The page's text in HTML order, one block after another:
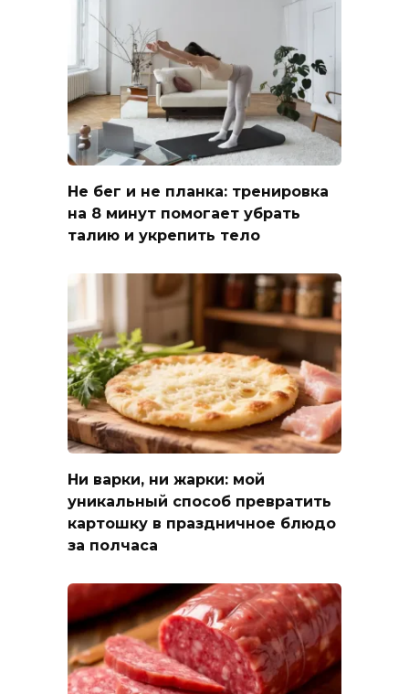
Не бег и не планка: тренировка
на 8 минут помогает убрать
талию и укрепить тело
Ни варки, ни жарки: мой
уникальный способ превратить
картошку в праздничное блюдо
за полчаса